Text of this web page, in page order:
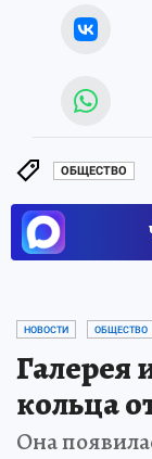
ОБЩЕСТВО
НОВОСТИ ОБЩЕСТВО
Галерея
кольца
Она